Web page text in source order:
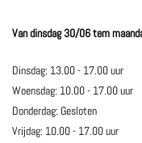
Van dinsdag 30/06 tem
Dinsdag: 13.00 - 17.00 uur
Woensdag: 10.00 - 17.00 uur
Donderdag: Gesloten
Vrijdag: 10.00 - 17.00 uur